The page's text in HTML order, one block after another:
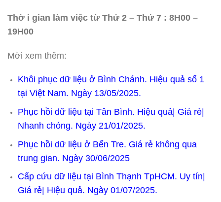
Thờ i gian làm việc từ Thứ 2 – Thứ 7 : 8H00 –
19H00
Mời xem thêm:
Khôi phục dữ liệu ở Bình Chánh. Hiệu quả số 1
tại Việt Nam. Ngày 13/05/2025.
Phục hồi dữ liệu tại Tân Bình. Hiệu quả| Giá rẻ|
Nhanh chóng. Ngày 21/01/2025.
Phục hồi dữ liệu ở Bến Tre. Giá rẻ không qua
trung gian. Ngày 30/06/2025
Cấp cứu dữ liệu tại Bình Thạnh TpHCM. Uy tín|
Giá rẻ| Hiệu quả. Ngày 01/07/2025.